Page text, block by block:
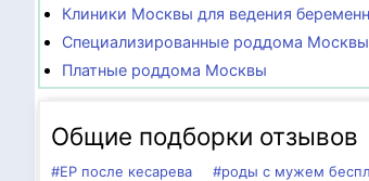
Клиники Москвы для ведения
Специализированные роддома
Платные роддома Москвы
Общие подборки отзывов
#ЕР после кесарева #роды с мужем